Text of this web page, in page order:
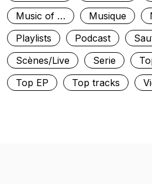
Music of …
Musique
Playlists
Podcast
Scènes/Live
Serie
Top EP
Top tracks